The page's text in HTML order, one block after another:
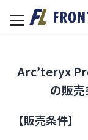
toggle
Arc’teryx
の販
【販売条件】